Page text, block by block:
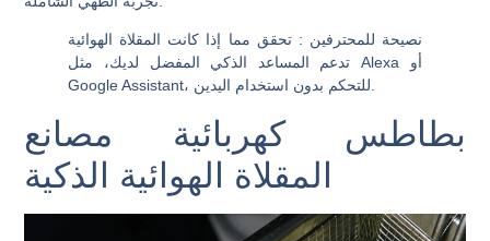
نصيحة للمحترفين : تحقق مما إذا كانت المقلاة الهوائية
تدعم المساعد الذكي المفضل لديك، مثل Alexa أو
Google Assistant، للتحكم بدون استخدام اليدين.
بطاطس كهربائية مصانع
المقلاة الهوائية الذكية